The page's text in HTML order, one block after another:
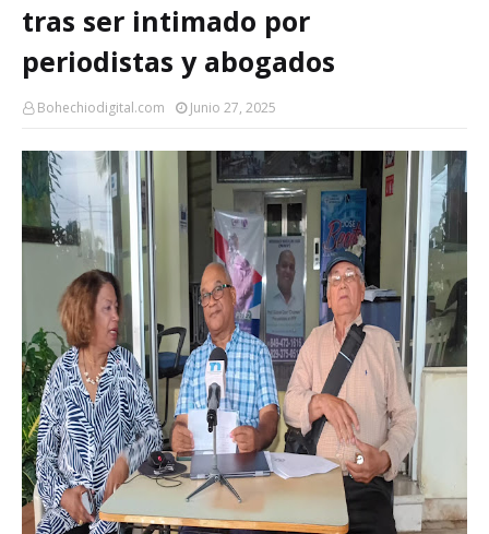
tras ser intimado por
periodistas y abogados
Bohechiodigital.com Junio 27, 2025